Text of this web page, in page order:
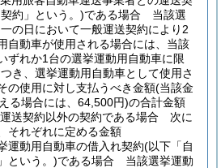
約」という。)である場合 当該選
の日において一般運送契約により2
自動車が使用される場合には、当該
ずれか1台の選挙運動用自動車に限
き、選挙運動用自動車として使用さ
の使用に対し支払うべき金額(当該金
る場合には、64,500円)の合計金額
送契約以外の契約である場合 次に
それぞれに定める金額
運動用自動車の借入れ契約(以下「自
という。)である場合 当該選挙運動